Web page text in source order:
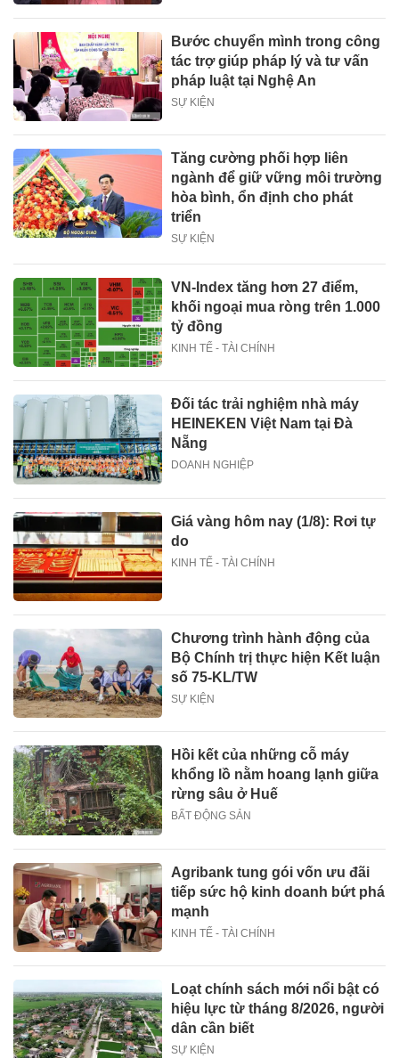
Bước chuyển mình trong công
tác trợ giúp pháp lý và tư vấn
pháp luật tại Nghệ An
SỰ KIỆN
Tăng cường phối hợp liên
ngành để giữ vững môi trường
hòa bình, ổn định cho phát
triển
SỰ KIỆN
VN-Index tăng hơn 27 điểm,
khối ngoại mua ròng trên 1.000
tỷ đồng
KINH TẾ - TÀI CHÍNH
Đối tác trải nghiệm nhà máy
HEINEKEN Việt Nam tại Đà
Nẵng
DOANH NGHIỆP
Giá vàng hôm nay (1/8): Rơi tự
do
KINH TẾ - TÀI CHÍNH
Chương trình hành động của
Bộ Chính trị thực hiện Kết luận
số 75-KL/TW
SỰ KIỆN
Hồi kết của những cỗ máy
khổng lồ nằm hoang lạnh giữa
rừng sâu ở Huế
BẤT ĐỘNG SẢN
Agribank tung gói vốn ưu đãi
tiếp sức hộ kinh doanh bứt phá
mạnh
KINH TẾ - TÀI CHÍNH
Loạt chính sách mới nổi bật có
hiệu lực từ tháng 8/2026, người
dân cần biết
SỰ KIỆN